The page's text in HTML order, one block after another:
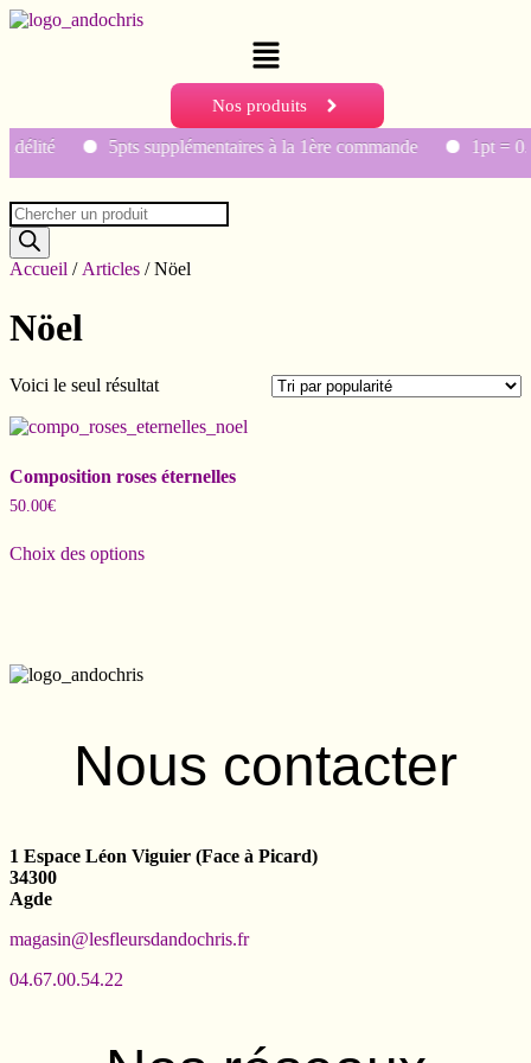
Menu
Nos produits
5pts supplémentaires à la 1ère commande 1pt =
Recherche
de
produits
Accueil / Articles / Nöel
Nöel
Voici le seul résultat
Composition roses éternelles
50.00€
Choix des options
Nous contacter
1 Espace Léon Viguier (Face à Picard)
34300
Agde
magasin@lesfleursdandochris.fr
04.67.00.54.22